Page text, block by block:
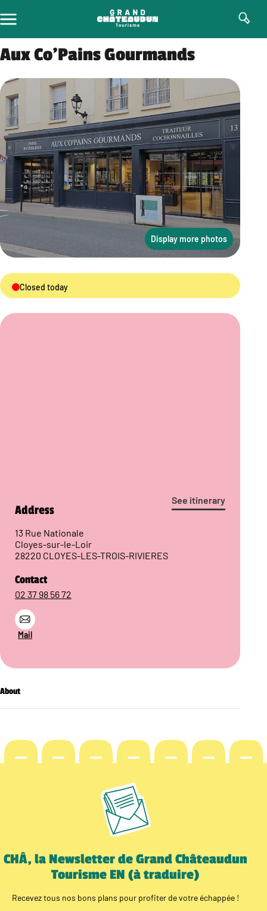
to
content
Aux Co’Pains Gourmands
Display more photos
Closed today
See itinerary
Address
13 Rue Nationale
Cloyes-sur-le-Loir
28220 CLOYES-LES-TROIS-RIVIERES
Contact
02 37 98 56 72
Mail
About
CHÂ, la Newsletter de Grand Châteaudun
Tourisme EN (à traduire)
Recevez tous nos bons plans pour profiter de votre échappée !